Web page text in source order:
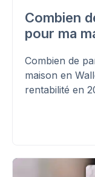
Combien
pour ma
Combien de
maison en
rentabilité en